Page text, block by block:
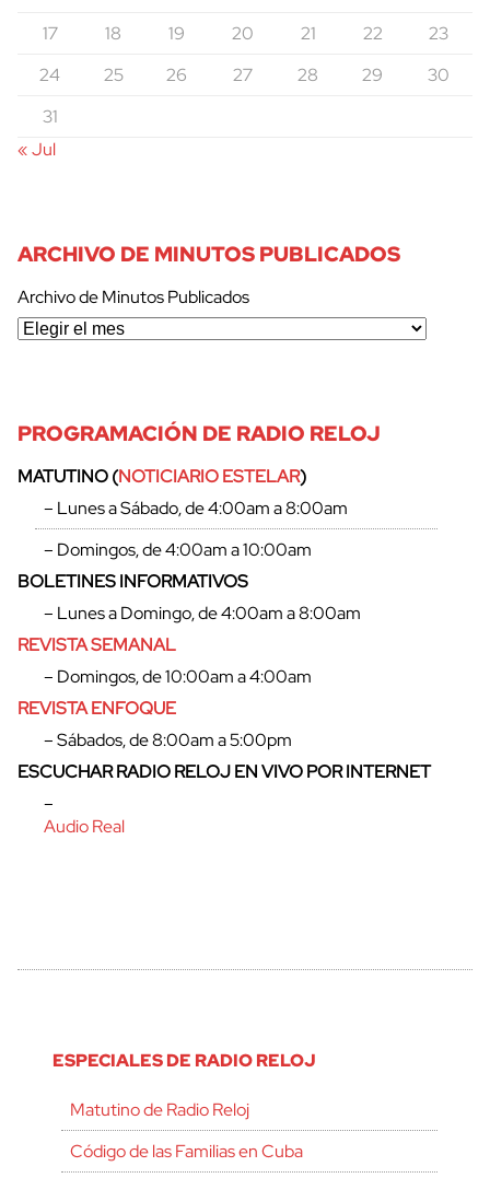
cerrar
17
18 19 20 21 22
23
24
25 26 27 28 29
30
31
« Jul
ARCHIVO DE MINUTOS PUBLICADOS
Archivo de Minutos Publicados
PROGRAMACIÓN DE RADIO RELOJ
MATUTINO (NOTICIARIO ESTELAR)
– Lunes a Sábado, de 4:00am a 8:00am
– Domingos, de 4:00am a 10:00am
BOLETINES INFORMATIVOS
– Lunes a Domingo, de 4:00am a 8:00am
REVISTA SEMANAL
– Domingos, de 10:00am a 4:00am
REVISTA ENFOQUE
– Sábados, de 8:00am a 5:00pm
ESCUCHAR RADIO RELOJ EN VIVO POR INTERNET
–
Audio Real
ESPECIALES DE RADIO RELOJ
Matutino de Radio Reloj
Código de las Familias en Cuba